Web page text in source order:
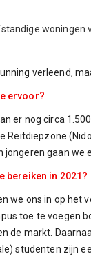
woningen
verleend,
ervoor?
er nog circa
Reitdiepzone
jongeren gaan we
bereiken in 2021?
we ons in op het
toe te voegen
de markt.
studenten zijn